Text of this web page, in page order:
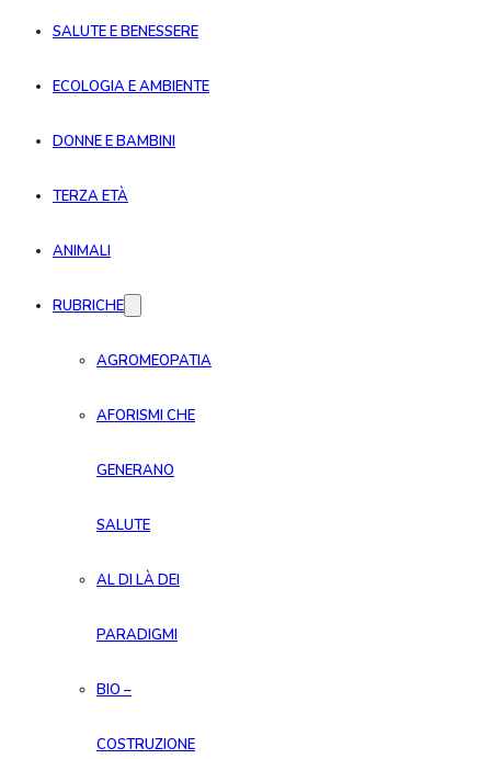
SALUTE E BENESSERE
ECOLOGIA E AMBIENTE
DONNE E BAMBINI
TERZA ETÀ
ANIMALI
RUBRICHE
AGROMEOPATIA
AFORISMI CHE
GENERANO
SALUTE
AL DI LÀ DEI
PARADIGMI
BIO –
COSTRUZIONE